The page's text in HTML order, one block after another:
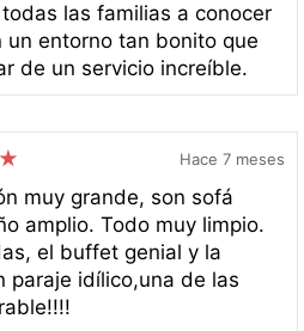
las familias a conocer
entorno tan bonito que
de un servicio increíble.
Hace 7 meses
muy grande, son sofá
amplio. Todo muy limpio.
el buffet genial y la
paraje idílico,una de las